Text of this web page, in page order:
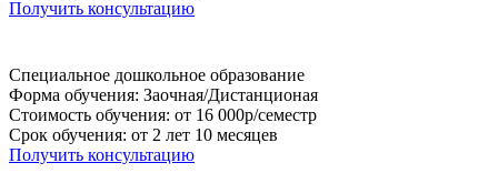
Получить консультацию
Специальное дошкольное образование
Форма обучения: Заочная/Дистанционая
Стоимость обучения: от 16 000р/семестр
Срок обучения: от 2 лет 10 месяцев
Получить консультацию